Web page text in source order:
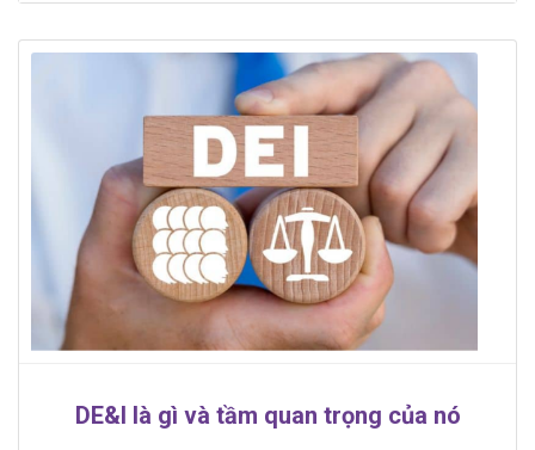
DE&I là gì và tầm quan trọng của nó